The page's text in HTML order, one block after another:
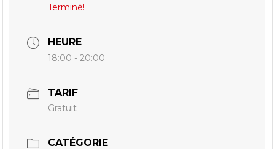
Terminé!
HEURE
18:00 - 20:00
TARIF
Gratuit
CATÉGORIE